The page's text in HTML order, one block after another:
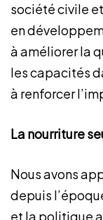
société civile
en
à améliorer la
les capacités
à renforcer
La nourriture
Nous avons
depuis
et la politique